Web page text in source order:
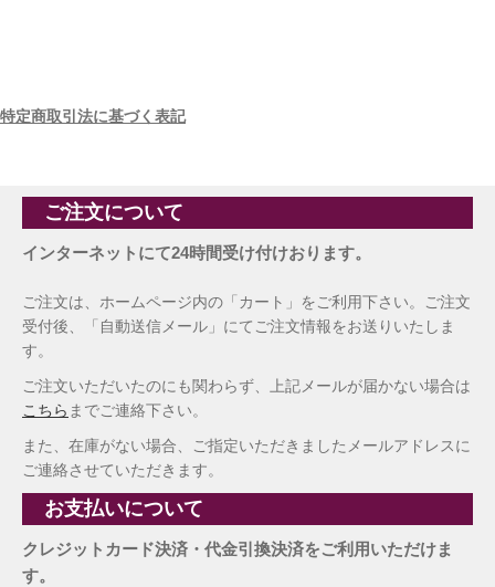
特定商取引法に基づく表記
ご注文について
インターネットにて24時間受け付けおります。
ご注文は、ホームページ内の「カート」をご利用下さい。ご注文
受付後、「自動送信メール」にてご注文情報をお送りいたしま
す。
ご注文いただいたのにも関わらず、上記メールが届かない場合は
こちら までご連絡下さい。
また、在庫がない場合、ご指定いただきましたメールアドレスに
ご連絡させていただきます。
お支払いについて
クレジットカード決済・代金引換決済をご利用いただけま
す。